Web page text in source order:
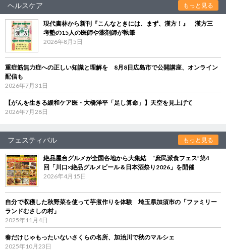
ヘルスケア もっと見る
現代書林から新刊『こんなときには、まず、漢方！』 漢方三
考塾の15人の医師や薬剤師が執筆
2026年8月5日
重症筋無力症への正しい知識と理解を 8月8日広島市で公開講座、オンライン
配信も
2026年7月31日
【がんを生きる緩和ケア医・大橋洋平「足し算命」】天空を見上げて
2026年7月28日
フェスティバル もっと見る
絶品屋台グルメが全国各地から大集結 “庶民派食フェス”第4
回「川口×絶品グルメビール＆日本酒祭り2026」を開催
2026年4月15日
自分で収穫した秋野菜を使って芋煮作りを体験 埼玉県加須市の「ファミリー
ランドむさしの村」
2025年11月4日
春だけじゃもったいないさくらの名所、加治川で秋のマルシェ
2025年10月23日